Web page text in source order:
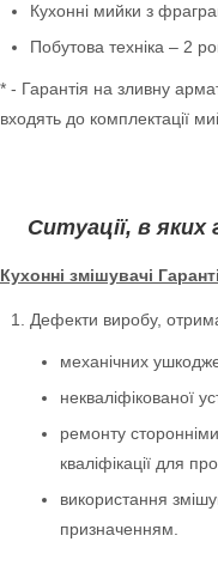
Кухонні мийки з
Побутова техніка – 2
* - Гарантія на зливну
входять до комплектації
Ситуації, в
Кухонні змішувачі
Дефекти виробу,
механічних
некваліфікованої
ремонту
кваліфікації для
використання
призначенням.